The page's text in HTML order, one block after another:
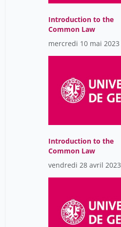
Introduction to the
Common Law
mercredi 10 mai 2023
Introduction to the
Common Law
vendredi 28 avril 2023